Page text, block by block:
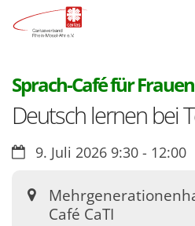
Sprach-Café für Frauen:
Deutsch lernen bei
Datum:9. Juli 2026 9:30 - 12:00
Ort:
Café CaTI